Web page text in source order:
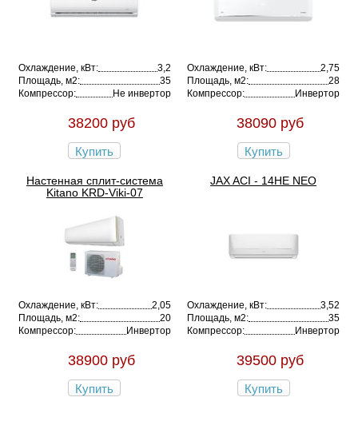
Охлаждение, кВт:
3,2
Площадь, м2:
35
Компрессор:
Не инвертор
38200 руб
Купить
Охлаждение, кВт:
2,75
Площадь, м2:
28
Компрессор:
Инвертор
38090 руб
Купить
Настенная сплит-система
Kitano KRD-Viki-07
Охлаждение, кВт:
2,05
Площадь, м2:
20
Компрессор:
Инвертор
38900 руб
Купить
JAX ACI - 14HE NEO
Охлаждение, кВт:
3,52
Площадь, м2:
35
Компрессор:
Инвертор
39500 руб
Купить